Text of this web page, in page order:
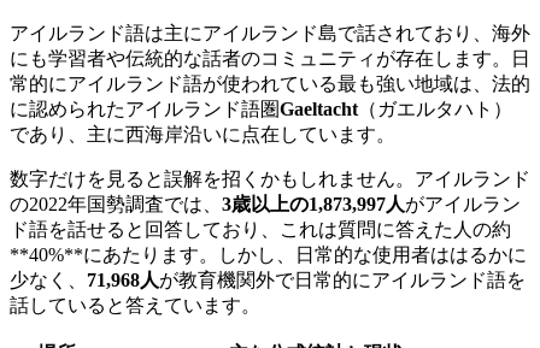
アイルランド語は主にアイルランド島で話されており、海外
にも学習者や伝統的な話者のコミュニティが存在します。日
常的にアイルランド語が使われている最も強い地域は、法的
に認められたアイルランド語圏Gaeltacht （ガエルタハト）
であり、主に西海岸沿いに点在しています。
数字だけを見ると誤解を招くかもしれません。アイルランド
の2022年国勢調査では、 3歳以上の1,873,997人がアイルラン
ド語を話せると回答しており、これは質問に答えた人の約
**40%**にあたります。しかし、日常的な使用者ははるかに
少なく、 71,968人が教育機関外で日常的にアイルランド語を
話していると答えています。